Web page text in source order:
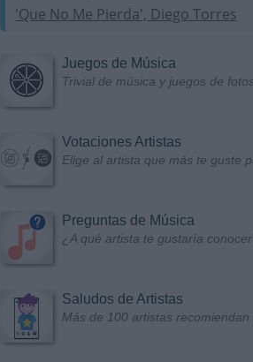
'Que No Me Pierda', Diego Torres
Juegos de Música
Trivial de música y juegos de
Votaciones Artistas
Elige al artista que más te guste
Preguntas de Música
¿A qué artista te gustaría
Saludos de Artistas
Más de 100 artistas recomiendan